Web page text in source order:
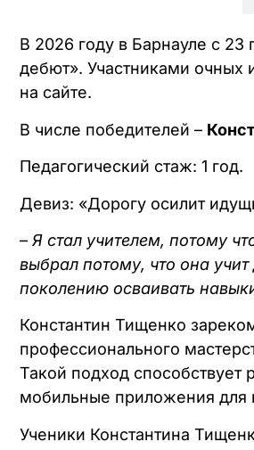
В 2026 году в Барнауле с 23
дебют». Участниками очных
на сайте.
В числе победителей –
Педагогический стаж: 1 год.
Девиз: «Дорогу осилит
– Я стал учителем, потому
выбрал потому, что она
поколению осваивать
Константин Тищенко
профессионального
Такой подход
мобильные приложения для
Ученики Константина